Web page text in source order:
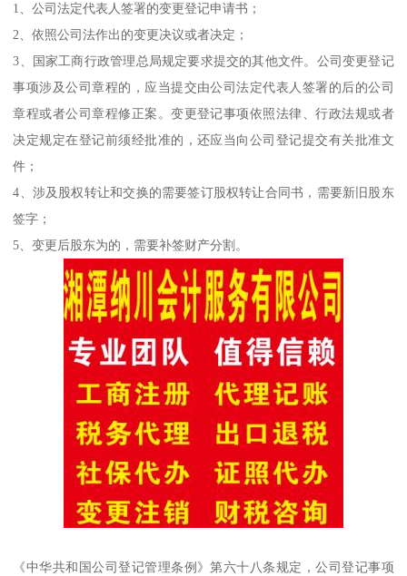
1、公司法定代表人签署的变更登记申请书；
2、依照公司法作出的变更决议或者决定；
3、国家工商行政管理总局规定要求提交的其他文件。公司变更登记
事项涉及公司章程的，应当提交由公司法定代表人签署的后的公司
章程或者公司章程修正案。变更登记事项依照法律、行政法规或者
决定规定在登记前须经批准的，还应当向公司登记提交有关批准文
件；
4、涉及股权转让和交换的需要签订股权转让合同书，需要新旧股东
签字；
5、变更后股东为的，需要补签财产分割。
《中华共和国公司登记管理条例》第六十八条规定，公司登记事项